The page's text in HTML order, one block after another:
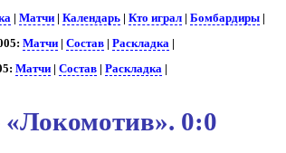
|Матчи |Календарь |Кто играл |Бомбардиры
Матчи |Состав |Раскладка |
Матчи |Состав |Раскладка |
0:0